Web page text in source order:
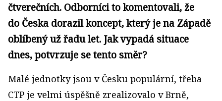
čtverečních. Odborníci to komentovali, že
do Česka dorazil koncept, který je na Západě
oblíbený už řadu let. Jak vypadá situace
dnes, potvrzuje se tento směr?
Malé jednotky jsou v Česku populární, třeba
CTP je velmi úspěšně zrealizovalo v Brně,